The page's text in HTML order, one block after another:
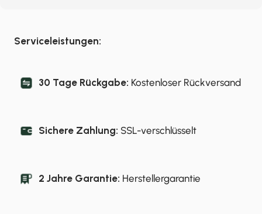
Serviceleistungen:
30 Tage Rückgabe: Kostenloser Rückversand
Sichere Zahlung: SSL-verschlüsselt
2 Jahre Garantie: Herstellergarantie